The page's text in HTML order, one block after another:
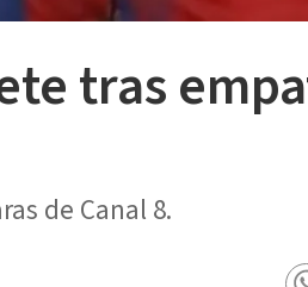
tras
de Canal 8.